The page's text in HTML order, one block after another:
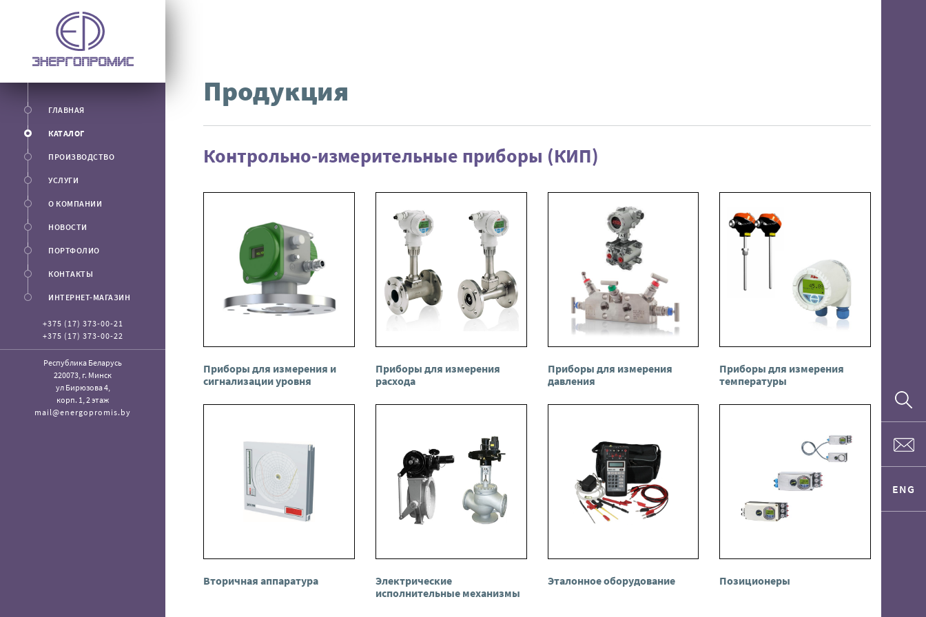
ENG
ГЛАВНАЯ
КАТАЛОГ
ПРОИЗВОДСТВО
УСЛУГИ
О КОМПАНИИ
НОВОСТИ
ПОРТФОЛИО
КОНТАКТЫ
ИНТЕРНЕТ-МАГАЗИН
+375 (17) 373-00-21
+375 (17) 373-00-22
Республика Беларусь
220073, г. Минск
ул Бирюзова 4,
корп. 1, 2 этаж
mail@energopromis.by
Продукция
Контрольно-измерительные приборы (КИП)
Приборы для измерения и
сигнализации уровня
Приборы для измерения
расхода
Приборы для измерения
давления
Приборы для измерения
температуры
Вторичная аппаратура
Электрические
исполнительные механизмы
Эталонное оборудование Позиционеры